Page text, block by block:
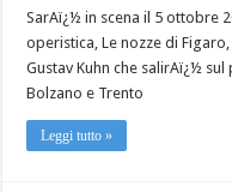
SarAï¿½ in scena il 5 ottobre
operistica, Le nozze di
Gustav Kuhn che salirAï¿½
Bolzano e Trento
Leggi tutto »